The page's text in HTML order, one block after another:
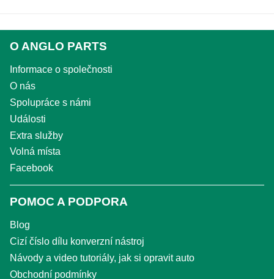
O ANGLO PARTS
Informace o společnosti
O nás
Spolupráce s námi
Události
Extra služby
Volná místa
Facebook
POMOC A PODPORA
Blog
Cizí číslo dílu konverzní nástroj
Návody a video tutoriály, jak si opravit auto
Obchodní podmínky